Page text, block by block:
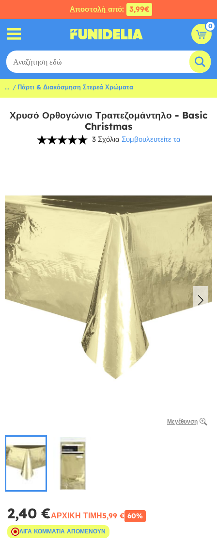
Αποστολή από: 3,99€
0
... Πάρτι & Διακόσμηση Στερεά Χρώματα
Χρυσό Ορθογώνιο Τραπεζομάντηλο - Basic
Christmas
3 Σχόλια Συμβουλευτείτε τα
Μεγέθυνση
2,40 €ΑΡΧΙΚΉ ΤΙΜΉ5,99 € 60%
ΛΊΓΑ ΚΟΜΜΆΤΙΑ ΑΠΟΜΈΝΟΥΝ